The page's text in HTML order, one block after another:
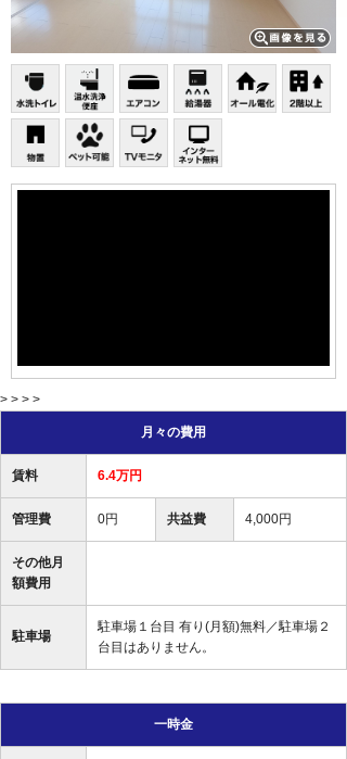
> > > >
月々の費用
賃料 6.4万円
管理費 0円 共益費 4,000円
その他月
額費用
駐車場
駐車場１台目 有り(月額)無料／駐車場２
台目はありません。
一時金